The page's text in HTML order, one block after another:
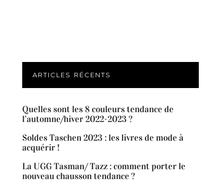
ARTICLES RÉCENTS
Quelles sont les 8 couleurs tendance de
l’automne/hiver 2022-2023 ?
Soldes Taschen 2023 : les livres de mode à
acquérir !
La UGG Tasman/ Tazz : comment porter le
nouveau chausson tendance ?